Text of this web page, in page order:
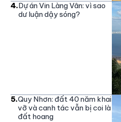
4.Dự án Vin Làng Vân: vì sao
dư luận dậy sóng?
5.Quy Nhơn: đất 40 năm khai
vỡ và canh tác vẫn bị coi là
đất hoang